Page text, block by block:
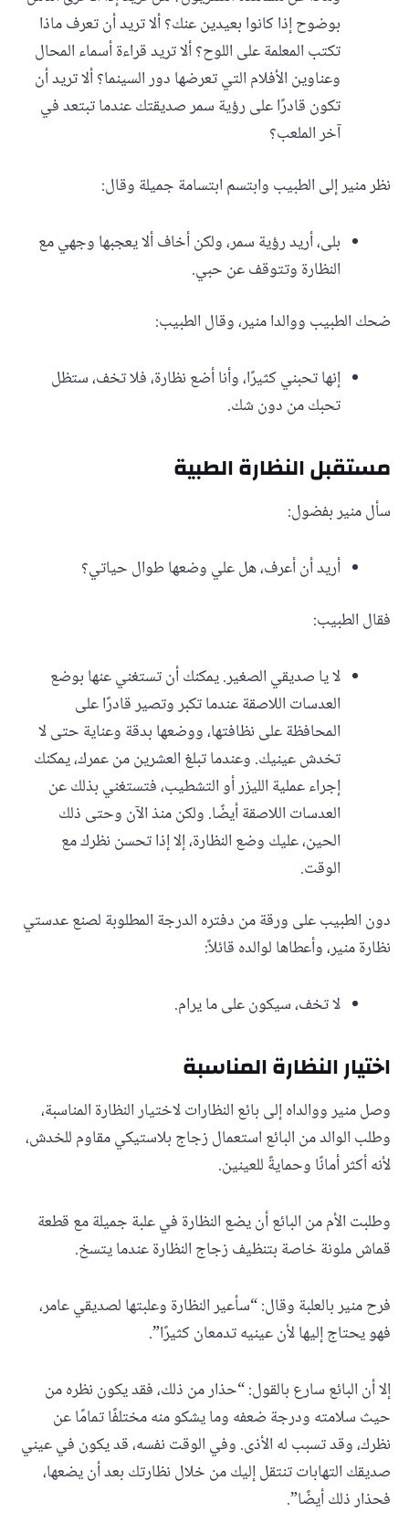
بوضوح إذا كانوا بعيدين عنك؟ ألا تريد أن تعرف ماذا
تكتب المعلمة على اللوح؟ ألا تريد قراءة أسماء المحال
وعناوين الأفلام التي تعرضها دور السينما؟ ألا تريد أن
تكون قادرًا على رؤية سمر صديقتك عندما تبتعد في
آخر الملعب؟
نظر منير إلى الطبيب وابتسم ابتسامة جميلة وقال:
بلى، أريد رؤية سمر، ولكن أخاف ألا يعجبها وجهي مع
النظارة وتتوقف عن حبي.
ضحك الطبيب ووالدا منير، وقال الطبيب:
إنها تحبني كثيرًا، وأنا أضع نظارة، فلا تخف، ستظل
تحبك من دون شك.
مستقبل النظارة الطبية
سأل منير بفضول:
أريد أن أعرف، هل علي وضعها طوال حياتي؟
فقال الطبيب:
لا يا صديقي الصغير. يمكنك أن تستغني عنها بوضع
العدسات اللاصقة عندما تكبر وتصير قادرًا على
المحافظة على نظافتها، ووضعها بدقة وعناية حتى لا
تخدش عينيك. وعندما تبلغ العشرين من عمرك، يمكنك
إجراء عملية الليزر أو التشطيب، فتستغني بذلك عن
العدسات اللاصقة أيضًا. ولكن منذ الآن وحتى ذلك
الحين، عليك وضع النظارة، إلا إذا تحسن نظرك مع
الوقت.
دون الطبيب على ورقة من دفتره الدرجة المطلوبة لصنع عدستي
نظارة منير، وأعطاها لوالده قائلاً:
لا تخف، سيكون على ما يرام.
اختيار النظارة المناسبة
وصل منير ووالداه إلى بائع النظارات لاختيار النظارة المناسبة،
وطلب الوالد من البائع استعمال زجاج بلاستيكي مقاوم للخدش،
لأنه أكثر أمانًا وحمايةً للعينين.
وطلبت الأم من البائع أن يضع النظارة في علبة جميلة مع قطعة
قماش ملونة خاصة بتنظيف زجاج النظارة عندما يتسخ.
فرح منير بالعلبة وقال: “سأعير النظارة وعلبتها لصديقي عامر،
فهو يحتاج إليها لأن عينيه تدمعان كثيرًا”.
إلا أن البائع سارع بالقول: “حذار من ذلك، فقد يكون نظره من
حيث سلامته ودرجة ضعفه وما يشكو منه مختلفًا تمامًا عن
نظرك، وقد تسبب له الأذى. وفي الوقت نفسه، قد يكون في عيني
صديقك التهابات تنتقل إليك من خلال نظارتك بعد أن يضعها،
فحذار ذلك أيضًا”.